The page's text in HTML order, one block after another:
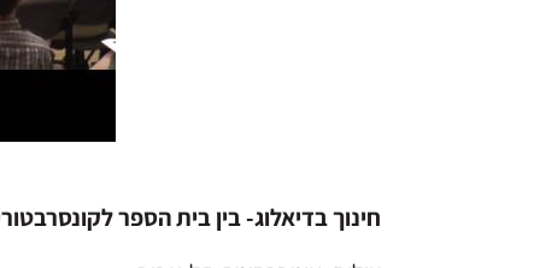
חינוך בדיאלוג- בין בית הספר